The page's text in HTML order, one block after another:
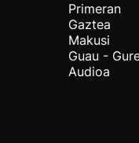
Primeran
Gaztea
Makusi
Guau -
Audioa